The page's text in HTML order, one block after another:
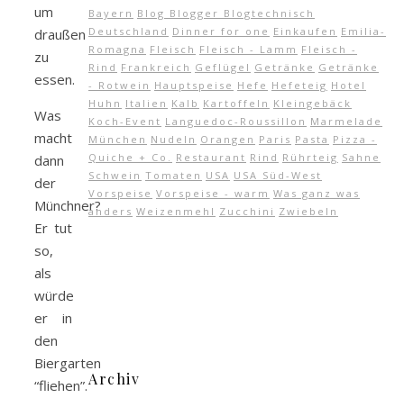
um
draußen
zu
essen.
Was
macht
dann
der
Münchner?
Er tut
so,
als
würde
er in
den
Biergarten
“fliehen”.
Bayern Blog Blogger Blogtechnisch
Deutschland Dinner for one Einkaufen Emilia-
Romagna Fleisch Fleisch - Lamm Fleisch -
Rind Frankreich Geflügel Getränke Getränke
- Rotwein Hauptspeise Hefe Hefeteig Hotel
Huhn Italien Kalb Kartoffeln Kleingebäck
Koch-Event Languedoc-Roussillon Marmelade
München Nudeln Orangen Paris Pasta Pizza -
Quiche + Co.
Restaurant Rind Rührteig Sahne
Schwein Tomaten USA USA Süd-West
Vorspeise Vorspeise - warm Was ganz was
anders Weizenmehl Zucchini Zwiebeln
Archiv